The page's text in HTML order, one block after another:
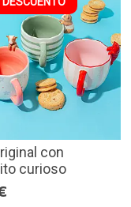
con
curioso